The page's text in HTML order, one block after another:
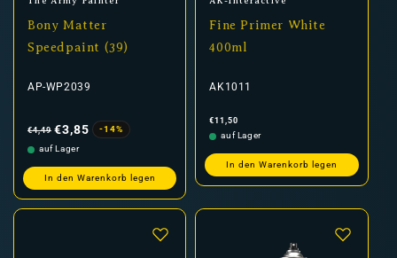
Bony Matter
Speedpaint (39)
AP-WP2039
Preis
€4,49 €3,85
-14%
auf Lager
In den Warenkorb legen
Fine Primer White
400ml
AK1011
Normaler
Preis
€11,50
auf Lager
In den Warenkorb legen